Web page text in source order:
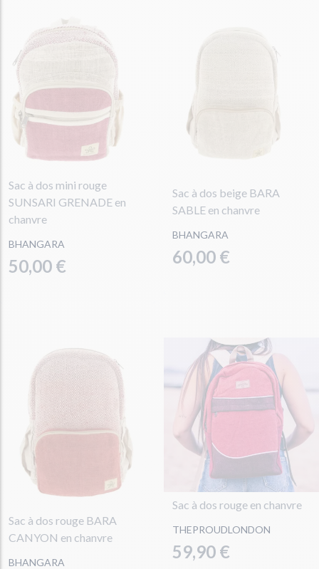
Sac à dos mini rouge
SUNSARI GRENADE en
chanvre
BHANGARA
50,00 €
Sac à dos beige BARA
SABLE en chanvre
BHANGARA
60,00 €
Sac à dos rouge BARA
CANYON en chanvre
BHANGARA
Sac à dos rouge en chanvre
THEPROUDLONDON
59,90 €